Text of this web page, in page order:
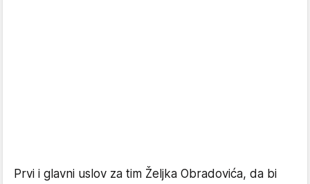
Prvi i glavni uslov za tim Željka Obradovića, da bi